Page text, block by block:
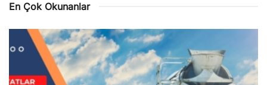
En Çok Okunanlar